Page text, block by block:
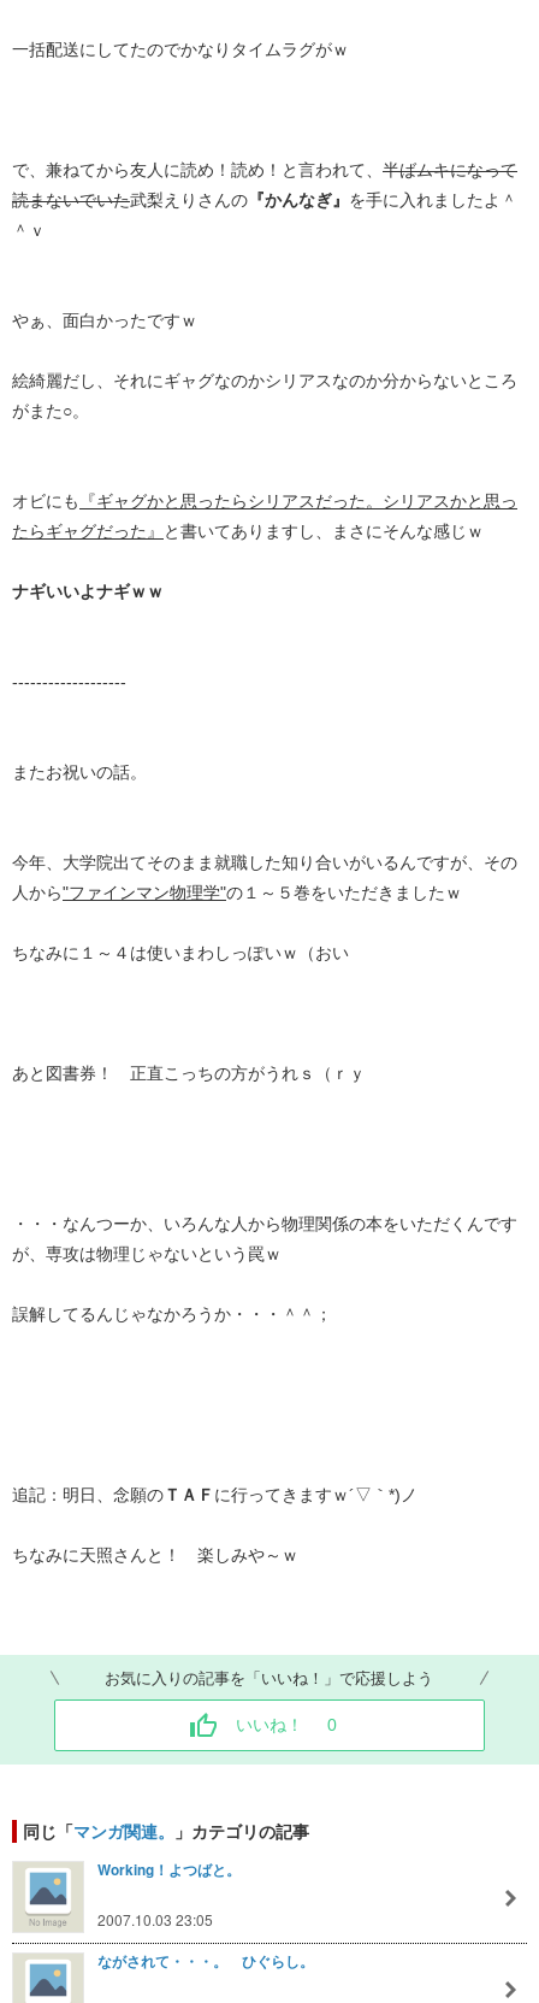
一括配送にしてたのでかなりタイムラグがｗ
で、兼ねてから友人に読め！読め！と言われて、 半ばムキになって
読まないでいた武梨えりさんの 『かんなぎ』 を手に入れましたよ＾
＾ｖ
やぁ、面白かったですｗ
絵綺麗だし、それにギャグなのかシリアスなのか分からないところ
がまた○。
オビにも
『ギャグかと思ったらシリアスだった。シリアスかと思っ
たらギャグだった』
と書いてありますし、まさにそんな感じｗ
ナギいいよナギｗｗ
-------------------
またお祝いの話。
今年、大学院出てそのまま就職した知り合いがいるんですが、その
人から"ファインマン物理学"の１～５巻をいただきましたｗ
ちなみに１～４は使いまわしっぽいｗ（おい
あと図書券！ 正直こっちの方がうれｓ（ｒｙ
・・・なんつーか、いろんな人から物理関係の本をいただくんです
が、専攻は物理じゃないという罠ｗ
誤解してるんじゃなかろうか・・・＾＾；
追記：明日、念願のＴＡＦ に行ってきますｗ´▽｀*)ノ
ちなみに天照さんと！ 楽しみや～ｗ
お気に入りの記事を「いいね！」で応援しよう
いいね！ 0
同じ「マンガ関連。 」カテゴリの記事
Working！よつばと。
2007.10.03 23:05
ながされて・・・。 ひぐらし。